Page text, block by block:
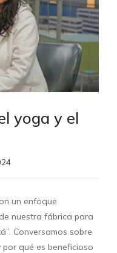
yoga y el
un enfoque
nuestra fábrica para
Conversamos sobre
qué es beneficioso